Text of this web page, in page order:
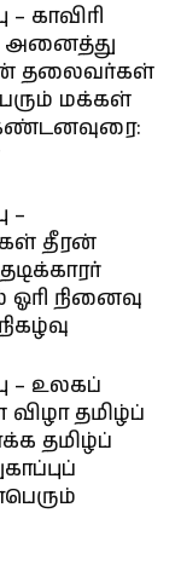
காவிரி
அனைத்து
தலைவர்கள்
மக்கள்
–
தீரன்
நினைவு
– உலகப்
விழா தமிழ்ப்
தமிழ்ப்